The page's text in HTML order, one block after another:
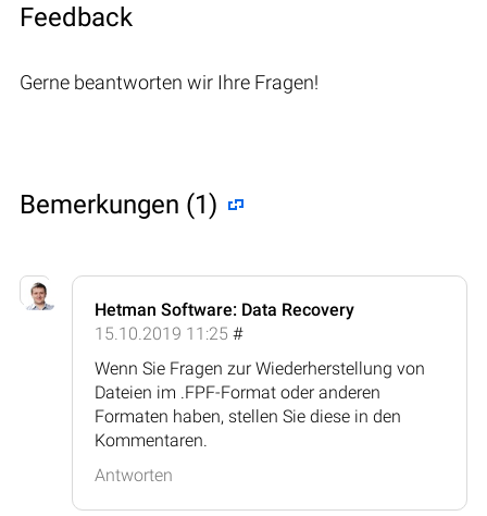
Feedback
Gerne beantworten wir Ihre Fragen!
Bemerkungen (1)
Hetman Software: Data Recovery
15.10.2019 11:25 #
Wenn Sie Fragen zur Wiederherstellung von
Dateien im .FPF-Format oder anderen
Formaten haben, stellen Sie diese in den
Kommentaren.
Antworten